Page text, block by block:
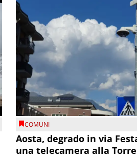
COMUNI
Aosta, degrado in via
una telecamera alla